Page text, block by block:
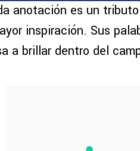
anotación es un
inspiración. Sus
a brillar dentro del